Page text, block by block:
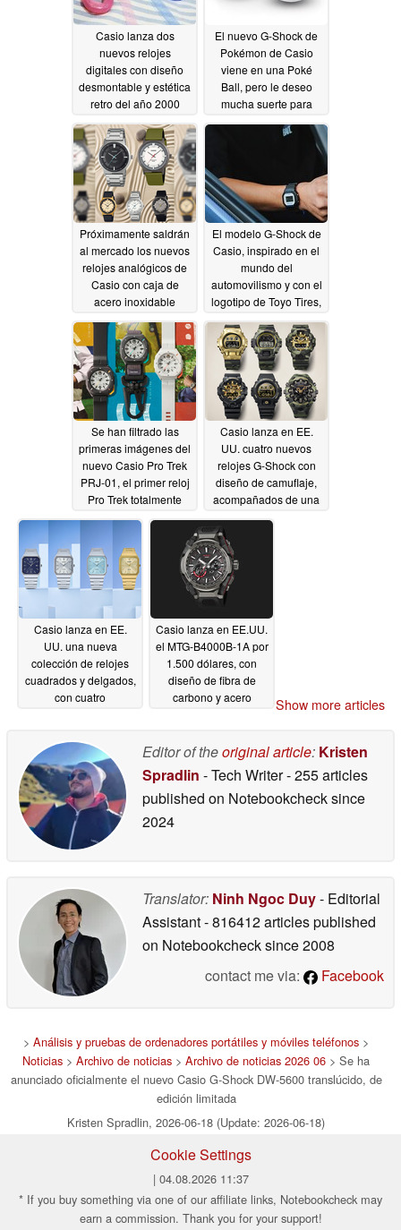
Casio lanza dos
nuevos relojes
digitales con diseño
desmontable y estética
retro del año 2000
07/06/2026
El nuevo G-Shock de
Pokémon de Casio
viene en una Poké
Ball, pero le deseo
mucha suerte para
conseguir uno06/26/2026
Próximamente saldrán
al mercado los nuevos
relojes analógicos de
Casio con caja de
acero inoxidable
06/24/2026
El modelo G-Shock de
Casio, inspirado en el
mundo del
automovilismo y con el
logotipo de Toyo Tires,
por fin se
comercializará a mayor
escala.06/24/2026
Se han filtrado las
primeras imágenes del
nuevo Casio Pro Trek
PRJ-01, el primer reloj
Pro Trek totalmente
analógico con correa
de mosquetón
Casio lanza en EE.
UU. cuatro nuevos
relojes G-Shock con
diseño de camuflaje,
acompañados de una
funda de camuflaje
Casio lanza en EE.
UU. una nueva
colección de relojes
cuadrados y delgados,
con cuatro
06/18/2026
Casio lanza en EE.UU.
el MTG-B4000B-1A por
1.500 dólares, con
diseño de fibra de
carbono y acero
Show more articles
Editor of theoriginal article: Kristen
Spradlin - Tech Writer- 255 articles
published on Notebookchecksince
2024
Translator: Ninh Ngoc Duy- Editorial
Assistant- 816412 articles published
on Notebookchecksince 2008
contact me via:
Facebook
> Análisis y pruebas de ordenadores portátiles y móviles teléfonos >
Noticias > Archivo de noticias > Archivo de noticias 2026 06 > Se ha
anunciado oficialmente el nuevo Casio G-Shock DW-5600 translúcido, de
edición limitada
Kristen Spradlin, 2026-06-18 (Update: 2026-06-18)
Cookie Settings
| 04.08.2026 11:37
* If you buy something via one of our affiliate links, Notebookcheck may
earn a commission. Thank you for your support!